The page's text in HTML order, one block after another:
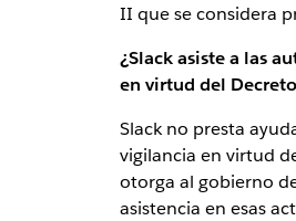
II que se considera
¿Slack asiste a las
en virtud del
Slack no presta
vigilancia en virtud
otorga al gobierno
asistencia en esas